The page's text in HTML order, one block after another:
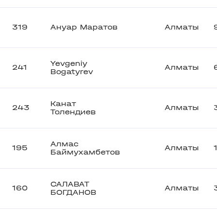
319 Ануар Маратов Алматы
241
Yevgeniy
Bogatyrev
Алматы
243
Канат
Толендиев
Алматы
195
Алмас
Баймухамбетов
Алматы
160
САЛАВАТ
БОГДАНОВ
Алматы